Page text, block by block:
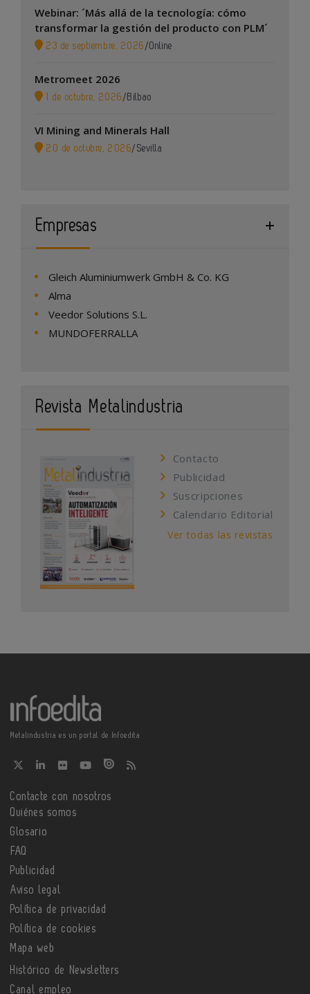
Webinar: ´Más allá de la tecnología: cómo
transformar la gestión del producto con PLM´
23 de septiembre, 2026 /Online
Metromeet 2026
1 de octubre, 2026 / Bilbao
VI Mining and Minerals Hall
20 de octubre, 2026/ Sevilla
Empresas
Gleich Aluminiumwerk GmbH & Co. KG
Alma
Veedor Solutions S.L.
MUNDOFERRALLA
Revista Metalindustria
Contacto
Publicidad
Suscripciones
Calendario Editorial
Ver todas las revistas
Metalindustria es un portal de Infoedita
Contacte con nosotros
Quiénes somos
Glosario
FAQ
Publicidad
Aviso legal
Política de privacidad
Política de cookies
Mapa web
Histórico de Newsletters
Canal empleo